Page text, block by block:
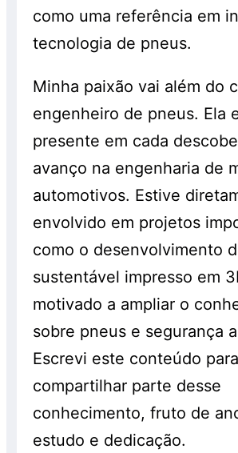
como uma referência em
tecnologia de pneus.
Minha paixão vai além do
engenheiro de pneus. Ela
presente em cada
avanço na engenharia de
automotivos. Estive
envolvido em projetos
como o desenvolvimento
sustentável impresso em
motivado a ampliar o
sobre pneus e segurança
Escrevi este conteúdo para
compartilhar parte desse
conhecimento, fruto de
estudo e dedicação.